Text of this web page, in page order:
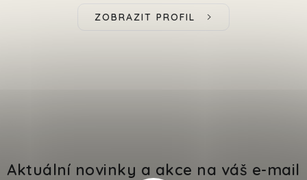
ZOBRAZIT PROFIL
Aktuální novinky a akce na váš e-mail